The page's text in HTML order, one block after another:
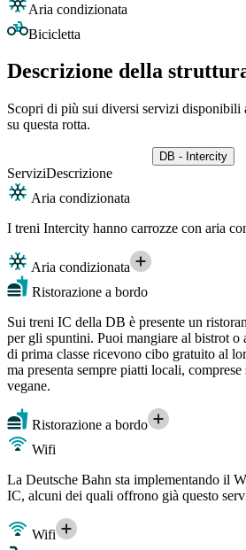
Aria condizionata
Bicicletta
Descrizione della
Scopri di più sui diversi servizi disponibili
su questa rotta.
DB - Intercity
ServiziDescrizione
Aria condizionata
I treni Intercity hanno carrozze con aria
Aria condizionata
Ristorazione a bordo
Sui treni IC della DB è presente un
per gli spuntini. Puoi mangiare al bistrot o
di prima classe ricevono cibo gratuito al
ma presenta sempre piatti locali, comprese
vegane.
Ristorazione a bordo
Wifi
La Deutsche Bahn sta implementando il
IC, alcuni dei quali offrono già questo
Wifi